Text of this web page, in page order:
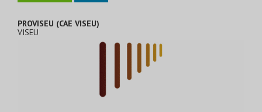
PROVISEU (CAE VISEU)
VISEU